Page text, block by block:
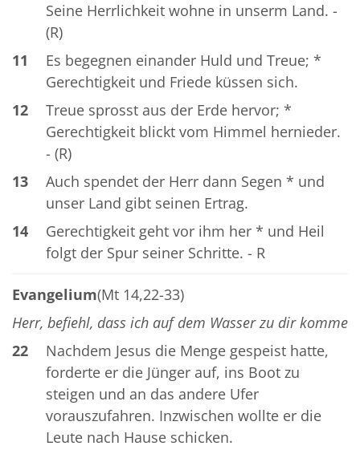
Seine Herrlichkeit wohne in unserm Land. -
(R)
11
Es begegnen einander Huld und Treue; *
Gerechtigkeit und Friede küssen sich.
12
Treue sprosst aus der Erde hervor; *
Gerechtigkeit blickt vom Himmel hernieder.
- (R)
13
Auch spendet der Herr dann Segen * und
unser Land gibt seinen Ertrag.
14
Gerechtigkeit geht vor ihm her * und Heil
folgt der Spur seiner Schritte. - R
Evangelium(Mt 14,22-33)
Herr, befiehl, dass ich auf dem Wasser zu dir komme
22
Nachdem Jesus die Menge gespeist hatte,
forderte er die Jünger auf, ins Boot zu
steigen und an das andere Ufer
vorauszufahren. Inzwischen wollte er die
Leute nach Hause schicken.